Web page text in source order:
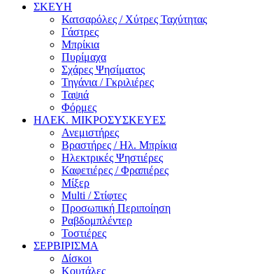
ΣΚΕΥΗ
Κατσαρόλες / Χύτρες Ταχύτητας
Γάστρες
Μπρίκια
Πυρίμαχα
Σχάρες Ψησίματος
Τηγάνια / Γκριλιέρες
Ταψιά
Φόρμες
ΗΛΕΚ. ΜΙΚΡΟΣΥΣΚΕΥΕΣ
Ανεμιστήρες
Βραστήρες / Ηλ. Μπρίκια
Ηλεκτρικές Ψηστιέρες
Καφετιέρες / Φραπιέρες
Μίξερ
Multi / Στίφτες
Προσωπική Περιποίηση
Ραβδομπλέντερ
Τοστιέρες
ΣΕΡΒΙΡΙΣΜΑ
Δίσκοι
Κουτάλες